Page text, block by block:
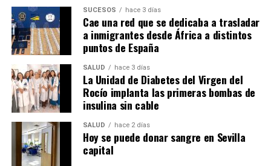
SUCESOS hace 3 días
Cae una red que se dedicaba a trasladar
a inmigrantes desde África a distintos
puntos de España
SALUD hace 3 días
La Unidad de Diabetes del Virgen del
Rocío implanta las primeras bombas de
insulina sin cable
SALUD hace 2 días
Hoy se puede donar sangre en Sevilla
capital